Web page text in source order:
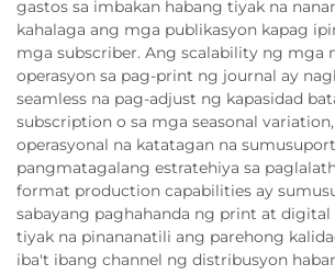
gastos sa imbakan habang tiyak na
kahalaga ang mga publikasyon kapag
mga subscriber. Ang scalability ng mga
operasyon sa pag-print ng journal ay
seamless na pag-adjust ng kapasidad
subscription o sa mga seasonal
operasyonal na katatagan na
pangmatagalang estratehiya sa
format production capabilities ay
sabayang paghahanda ng print at digital
tiyak na pinananatili ang parehong
iba't ibang channel ng distribusyon